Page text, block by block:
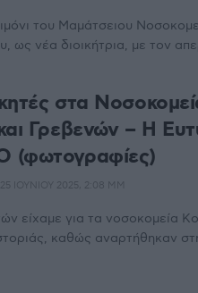
του Μαμάτσειου
ως νέα διοικήτρια, με τον
στα
Γρεβενών – Η
(φωτογραφίες)
25 ΙΟΥΝΊΟΥ 2025, 2:08 ΜΜ
είχαμε για τα νοσοκομεία
καθώς αναρτήθηκαν